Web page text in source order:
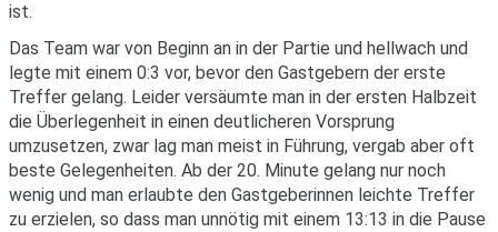
ist.
Das Team war von Beginn an in der Partie und hellwach und
legte mit einem 0:3 vor, bevor den Gastgebern der erste
Treffer gelang. Leider versäumte man in der ersten Halbzeit
die Überlegenheit in einen deutlicheren Vorsprung
umzusetzen, zwar lag man meist in Führung, vergab aber oft
beste Gelegenheiten. Ab der 20. Minute gelang nur noch
wenig und man erlaubte den Gastgeberinnen leichte Treffer
zu erzielen, so dass man unnötig mit einem 13:13 in die Pause